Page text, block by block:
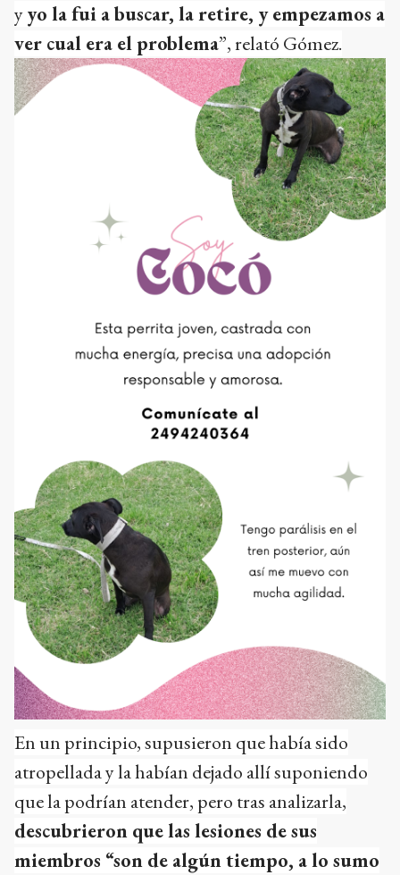
yyo la fui a buscar, la retire, y empezamos a
ver cual era el problema”, relató Gómez.
En un principio, supusieron que había sido
atropellada y la habían dejado allí suponiendo
que la podrían atender, pero tras analizarla,
descubrieron que las lesiones de sus
miembros “son de algún tiempo, a lo sumo